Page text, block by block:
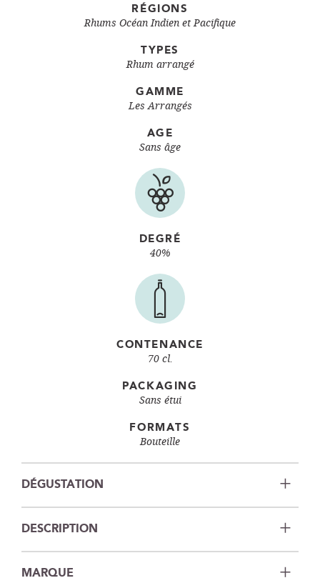
RÉGIONS
Rhums Océan Indien et Pacifique
TYPES
Rhum arrangé
GAMME
Les Arrangés
AGE
Sans âge
DEGRÉ
40%
CONTENANCE
70 cl.
PACKAGING
Sans étui
FORMATS
Bouteille
DÉGUSTATION
DESCRIPTION
MARQUE